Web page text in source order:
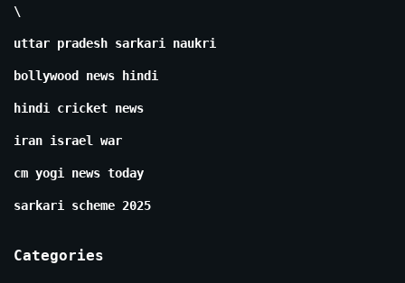
\
uttar pradesh sarkari naukri
bollywood news hindi
hindi cricket news
iran israel war
cm yogi news today
sarkari scheme 2025
Categories